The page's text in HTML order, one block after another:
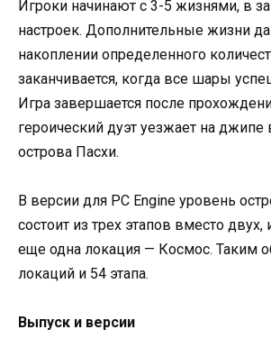
Игроки начинают с 3-5 жизнями, в
настроек. Дополнительные жизни
накоплении определенного
заканчивается, когда все шары
Игра завершается после
героический дуэт уезжает на джипе
острова Пасхи.
В версии для PC Engine уровень
состоит из трех этапов вместо двух,
еще одна локация — Космос. Таким
локаций и 54 этапа.
Выпуск и версии